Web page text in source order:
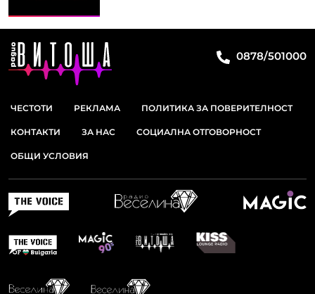
0878/501000
ЧЕСТОТИ РЕКЛАМА ПОЛИТИКА ЗА ПОВЕРИТЕЛНОСТ
КОНТАКТИ ЗА НАС СОЦИАЛНА ОТГОВОРНОСТ
ОБЩИ УСЛОВИЯ